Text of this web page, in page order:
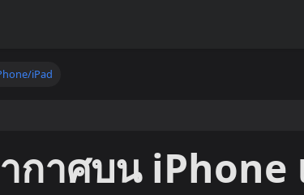
iPad
กาศบน iPhone